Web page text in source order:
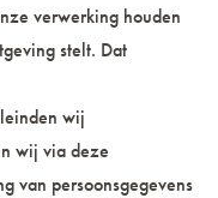
verwerking houden
stelt. Dat
wij
wij via deze
van persoonsgegevens